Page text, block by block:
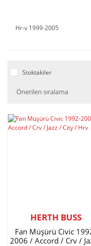
Hr-v 1999-2005
Stoktakiler
HERTH BUSS
Fan Müşürü Civic
2006 / Accord / Crv /